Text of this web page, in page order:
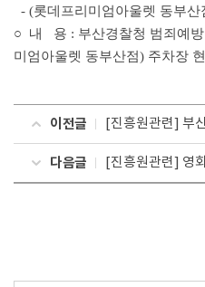
- (롯데프리미엄아울렛 동부산
○ 내 용 : 부산경찰청 범죄예
미엄아울렛 동부산점​) 주차장
이전글
다음글 [진흥원관련] 영